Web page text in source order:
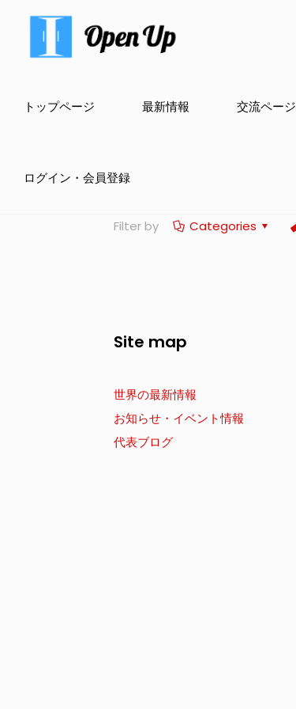
トップページ 最新情報 交流ページ
ログイン・会員登録
Filter by Categories
Site map
世界の最新情報
お知らせ・イベント情報
代表ブログ